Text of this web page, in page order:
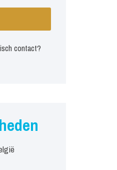
contact?